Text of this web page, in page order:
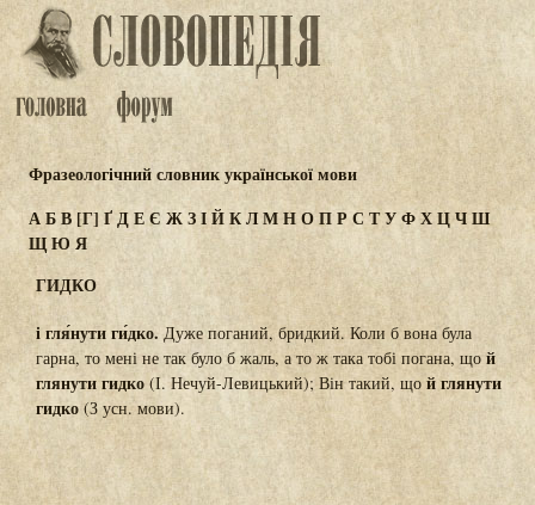
Фразеологічний словник української мови
АБВ[Г] ҐДЕЄ ЖЗІЙКЛМНОПР С ТУФХЦЧШ
ЩЮ Я
ГИДКО
і гля́нути ги́дко. Дуже поганий, бридкий. Коли б вона була
гарна, то мені не так було б жаль, а то ж така тобі погана, що й
глянути гидко (І. Нечуй-Левицький); Він такий, що й глянути
гидко (З усн. мови).